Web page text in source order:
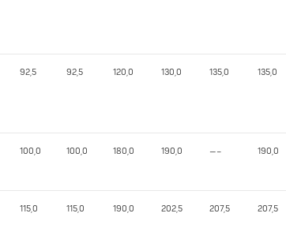
92,5 92,5 120,0 130,0 135,0 135,0
100,0 100,0 180,0 190,0 —– 190,0
115,0 115,0 190,0 202,5 207,5 207,5